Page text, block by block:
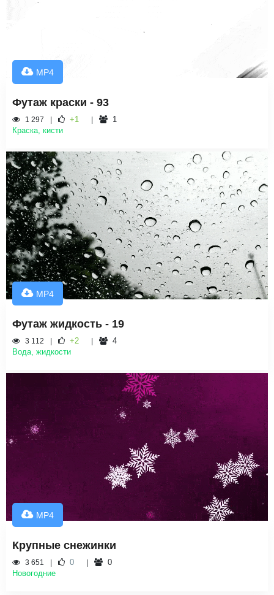
MP4
Футаж краски - 93
1 297 +1
1
Краска, кисти
MP4
Футаж жидкость - 19
3 112 +2
4
Вода, жидкости
MP4
Крупные снежинки
3 651 0
0
Новогодние